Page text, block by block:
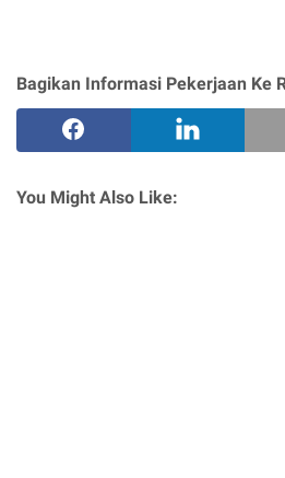
Bagikan Informasi Pekerjaan Ke
You Might Also Like: